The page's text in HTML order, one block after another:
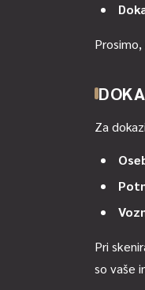
Za
Pri
so vaše